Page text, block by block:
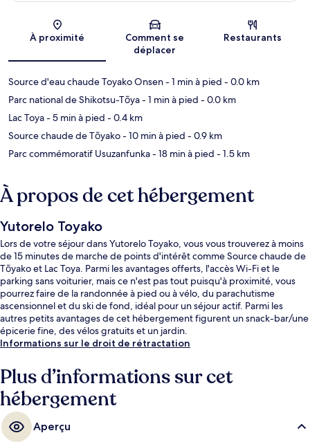
À proximité
Comment se
déplacer
Restaurants
Source d'eau chaude Toyako Onsen- 1 min à pied - 0.0 km
Parc national de Shikotsu-Tōya- 1 min à pied - 0.0 km
Lac Toya- 5 min à pied - 0.4 km
Source chaude de Tōyako- 10 min à pied - 0.9 km
Parc commémoratif Usuzanfunka- 18 min à pied - 1.5 km
À propos de cet hébergement
Yutorelo Toyako
Lors de votre séjour dans Yutorelo Toyako, vous vous trouverez à moins
de 15 minutes de marche de points d'intérêt comme Source chaude de
Tōyako et Lac Toya. Parmi les avantages offerts, l'accès Wi-Fi et le
parking sans voiturier, mais ce n'est pas tout puisqu'à proximité, vous
pourrez faire de la randonnée à pied ou à vélo, du parachutisme
ascensionnel et du ski de fond, idéal pour un séjour actif. Parmi les
autres petits avantages de cet hébergement figurent un snack-bar/une
épicerie fine, des vélos gratuits et un jardin.
Informations sur le droit de rétractation
Plus d’informations sur cet
hébergement
Aperçu